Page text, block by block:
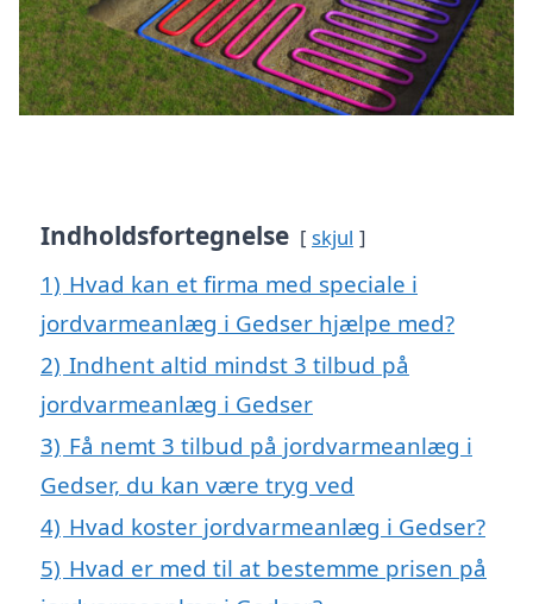
Indholdsfortegnelse skjul
1) Hvad kan et firma med speciale i
jordvarmeanlæg i Gedser hjælpe med?
2) Indhent altid mindst 3 tilbud på
jordvarmeanlæg i Gedser
3) Få nemt 3 tilbud på jordvarmeanlæg i
Gedser, du kan være tryg ved
4) Hvad koster jordvarmeanlæg i Gedser?
5) Hvad er med til at bestemme prisen på